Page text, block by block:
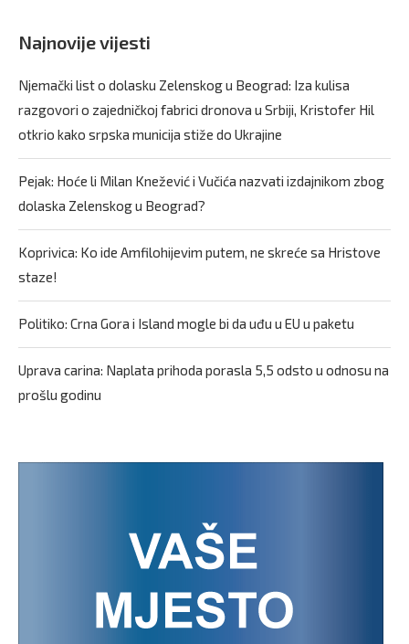
Najnovije vijesti
Njemački list o dolasku Zelenskog u Beograd: Iza kulisa
razgovori o zajedničkoj fabrici dronova u Srbiji, Kristofer Hil
otkrio kako srpska municija stiže do Ukrajine
Pejak: Hoće li Milan Knežević i Vučića nazvati izdajnikom zbog
dolaska Zelenskog u Beograd?
Koprivica: Ko ide Amfilohijevim putem, ne skreće sa Hristove
staze!
Politiko: Crna Gora i Island mogle bi da uđu u EU u paketu
Uprava carina: Naplata prihoda porasla 5,5 odsto u odnosu na
prošlu godinu